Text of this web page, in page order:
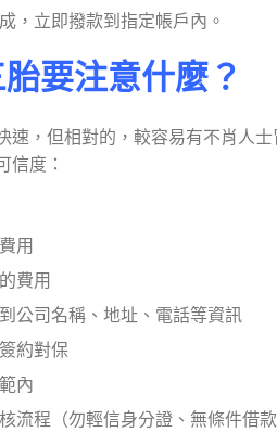
，立即撥款到指定帳戶內。
要注意什麼？
速，但相對的，較容易有不肖人
信度：
用
費用
公司名稱、地址、電話等資訊
約對保
內
流程（勿輕信身分證、無條件借